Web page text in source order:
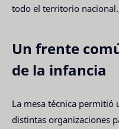
todo el territorio nacional.
Un frente
de la infancia
La mesa técnica permitió
distintas organizaciones